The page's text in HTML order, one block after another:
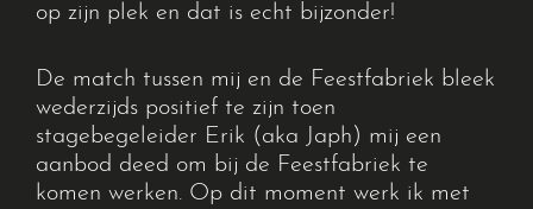
op zijn plek en dat is echt bijzonder!
De match tussen mij en de Feestfabriek bleek
wederzijds positief te zijn toen
stagebegeleider Erik (aka Japh) mij een
aanbod deed om bij de Feestfabriek te
komen werken. Op dit moment werk ik met